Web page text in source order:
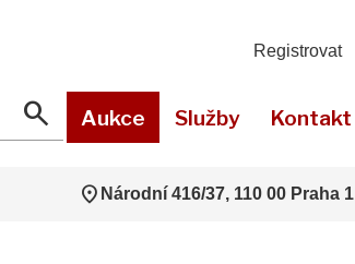
Registrovat
search Aukce Služby Kontakt
location_on Národní 416/37, 110 00 Praha 1